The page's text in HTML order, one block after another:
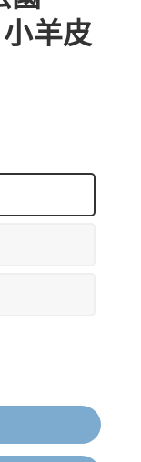
羊皮